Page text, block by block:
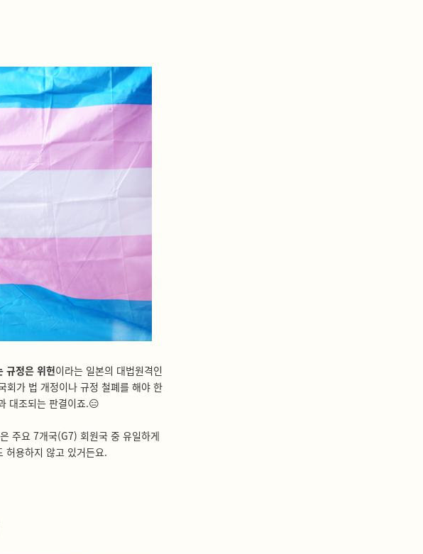
규정은 위헌이라는 일본의 대법원격인
회가 법 개정이나 규정 철폐를 해야 한
대조되는 판결이죠.😑
주요 7개국(G7) 회원국 중 유일하게
허용하지 않고 있거든요.